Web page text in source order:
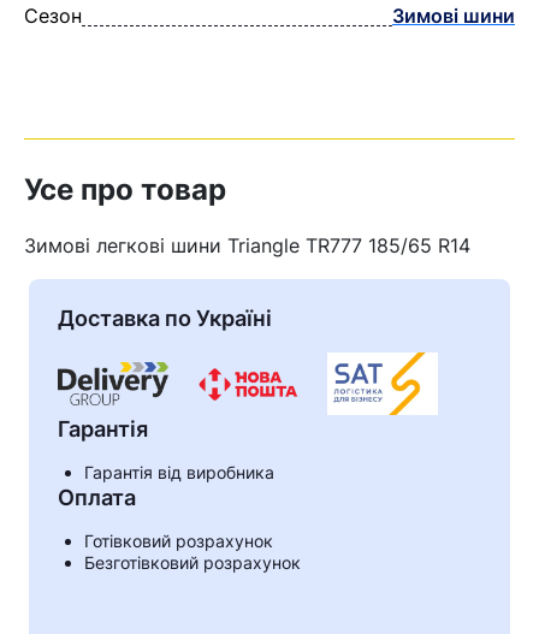
Кошик
Сезон
Зимові шини
Усе про товар
Зимові легкові шини Triangle TR777 185/65 R14
Доставка по Україні
Гарантія
Гарантія від виробника
Оплата
Готівковий розрахунок
Безготівковий розрахунок